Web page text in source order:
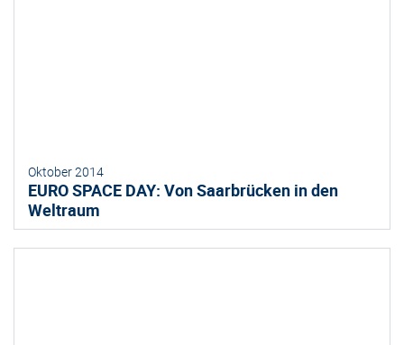
Oktober 2014
EURO SPACE DAY: Von Saarbrücken in den
Weltraum